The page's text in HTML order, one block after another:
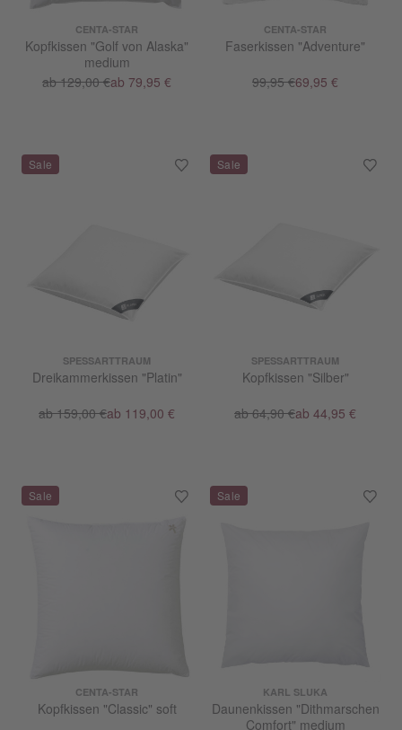
CENTA-STAR
Kopfkissen "Golf von Alaska"
medium
ab 129,00 €ab 79,95 €
CENTA-STAR
Faserkissen "Adventure"
99,95 €69,95 €
SPESSARTTRAUM
Dreikammerkissen "Platin"
ab 159,00 €ab 119,00 €
SPESSARTTRAUM
Kopfkissen "Silber"
ab 64,90 €ab 44,95 €
CENTA-STAR
Kopfkissen "Classic" soft
KARL SLUKA
Daunenkissen "Dithmarschen
Comfort" medium